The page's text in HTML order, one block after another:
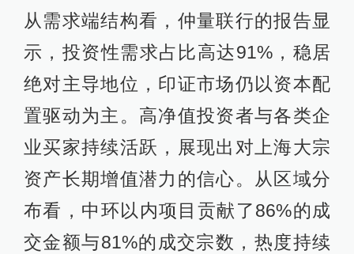
从需求端结构看，仲量联行的报告显
示，投资性需求占比高达91%，稳居
绝对主导地位，印证市场仍以资本配
置驱动为主。高净值投资者与各类企
业买家持续活跃，展现出对上海大宗
资产长期增值潜力的信心。从区域分
布看，中环以内项目贡献了86%的成
交金额与81%的成交宗数，热度持续